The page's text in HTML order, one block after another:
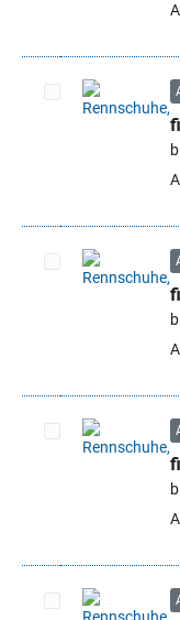
Artikel auswählen
Artikel auswählen
Artikel auswählen